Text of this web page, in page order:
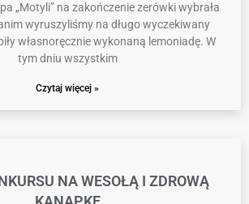
„Motyli” na zakończenie zerówki wybrała
wyruszyliśmy na długo wyczekiwany
własnoręcznie wykonaną lemoniadę. W
tym dniu wszystkim
Czytaj więcej »
NA WESOŁĄ I ZDROWĄ